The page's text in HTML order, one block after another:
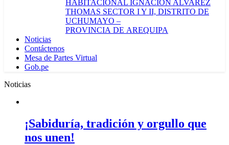
HABITACIONAL IGNACION ALVAREZ
THOMAS SECTOR I Y II, DISTRITO DE
UCHUMAYO –
PROVINCIA DE AREQUIPA
Noticias
Contáctenos
Mesa de Partes Virtual
Gob.pe
Noticias
¡Sabiduría, tradición y orgullo que
nos unen!